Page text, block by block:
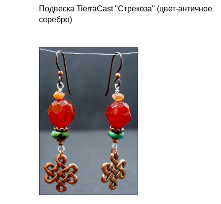
Подвеска TierraCast "Стрекоза" (цвет-античное
серебро)